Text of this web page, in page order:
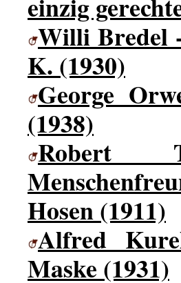
Willi Bredel
K. (1930)
George
(1938)
Robert
Hosen (1911)
Alfred
Maske (1931)